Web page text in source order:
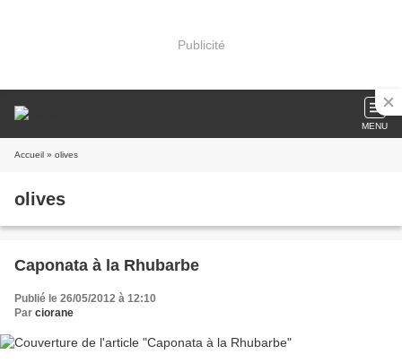
Publicité
MENU
Accueil » olives
olives
Caponata à la Rhubarbe
Publié le 26/05/2012 à 12:10
Par ciorane